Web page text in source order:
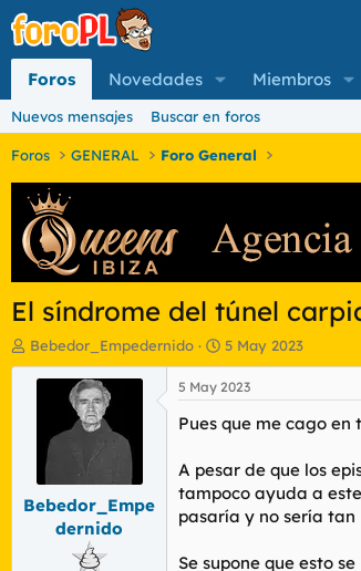
Foros Novedades Miembros
Nuevos mensajes Buscar en foros
Foros GENERAL Foro General
El síndrome del túnel
I
n
o
r
Bebedor_Empedernido
F
e
c
h
a
e
n
i
i
5 May 2023
Bebedor_Empe
dernido
5 May 2023
Pues que me cago en
A pesar de que los
tampoco ayuda a
pasaría y no sería
Se supone que esto